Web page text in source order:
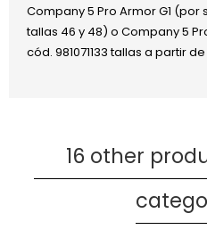
Company 5 Pro Armor G1 (por
tallas 46 y 48) o Company 5
cód. 981071133 tallas a partir
16 other